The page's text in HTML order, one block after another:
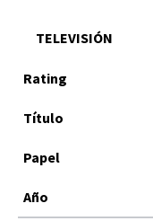
TELEVISIÓN